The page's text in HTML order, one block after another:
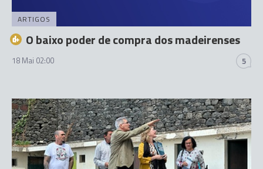
ARTIGOS
O baixo poder de compra dos madeirenses
18 Mai 02:00 5